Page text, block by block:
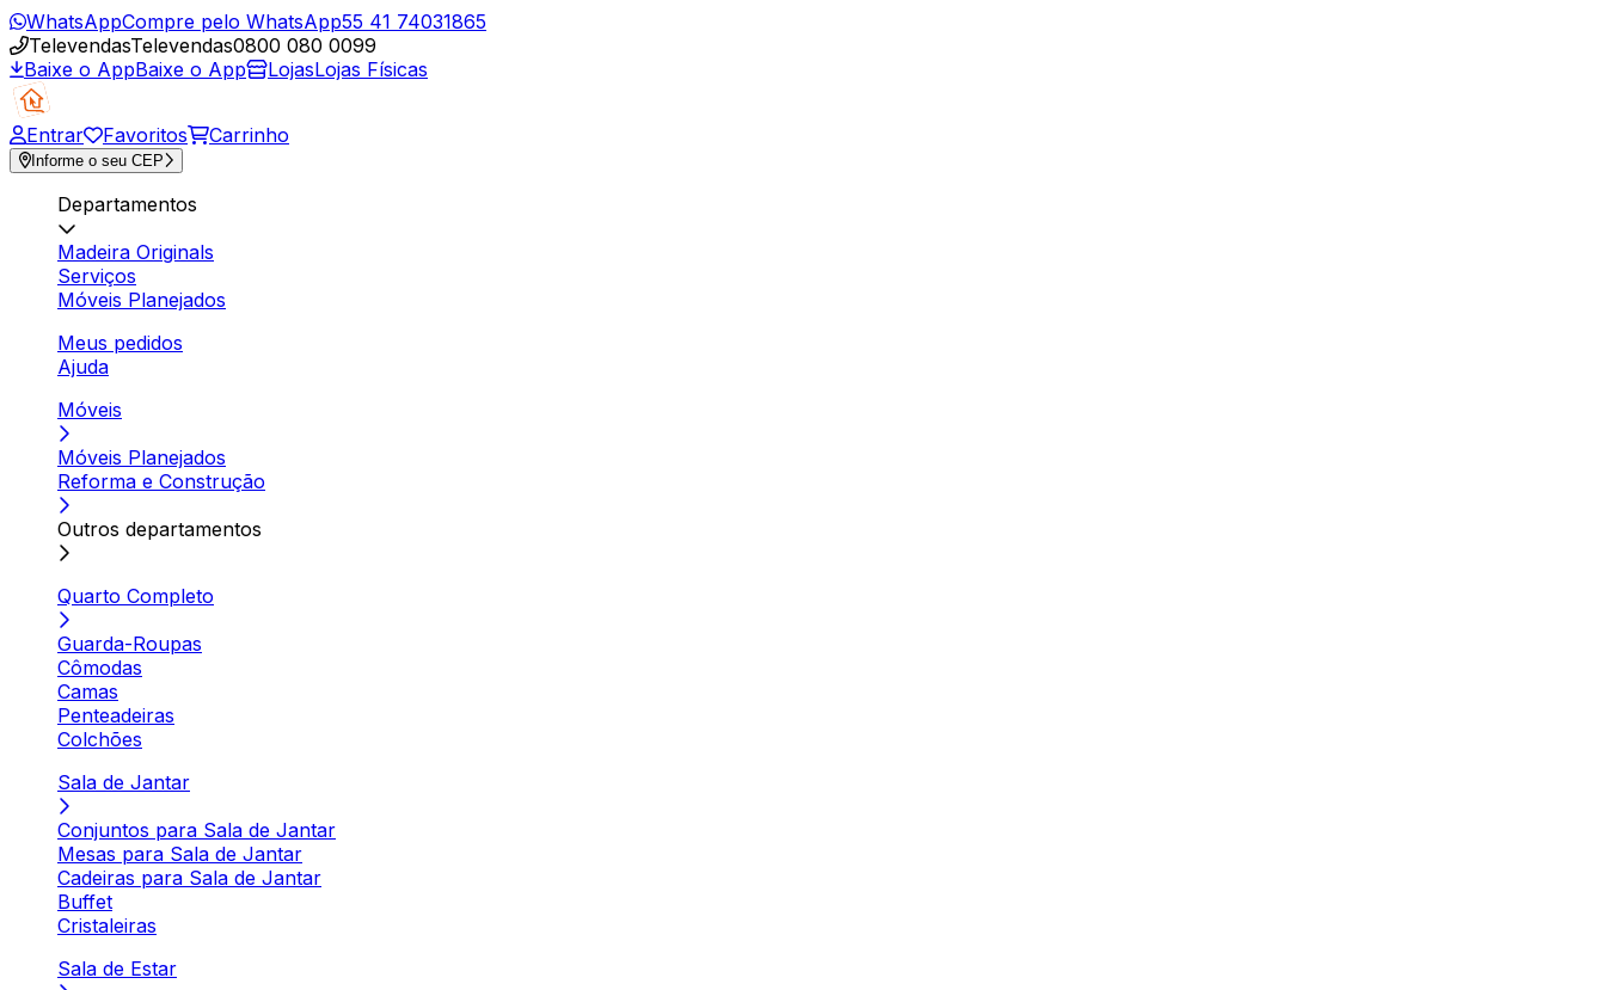
WhatsAppCompre pelo WhatsApp55 41 74031865
TelevendasTelevendas0800 080 0099
Baixe o AppBaixe o App LojasLojas Físicas
Entrar Favoritos Carrinho
Informe o seu CEP
Departamentos
Madeira Originals
Serviços
Móveis Planejados
Meus pedidos
Ajuda
Móveis
Móveis Planejados
Reforma e Construção
Outros departamentos
Quarto Completo
Guarda-Roupas
Cômodas
Camas
Penteadeiras
Colchões
Sala de Jantar
Conjuntos para Sala de Jantar
Mesas para Sala de Jantar
Cadeiras para Sala de Jantar
Buffet
Cristaleiras
Sala de Estar